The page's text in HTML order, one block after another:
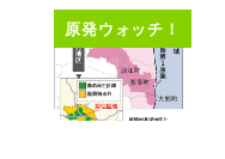
原発ウォッチ！